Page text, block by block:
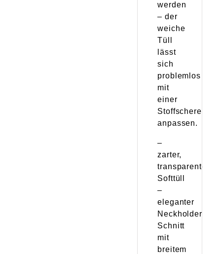
werden
– der
weiche
Tüll
lässt
sich
problemlos
mit
einer
Stoffschere
anpassen.
–
zarter,
transparenter
Softtüll
–
eleganter
Neckholder-
Schnitt
mit
breitem